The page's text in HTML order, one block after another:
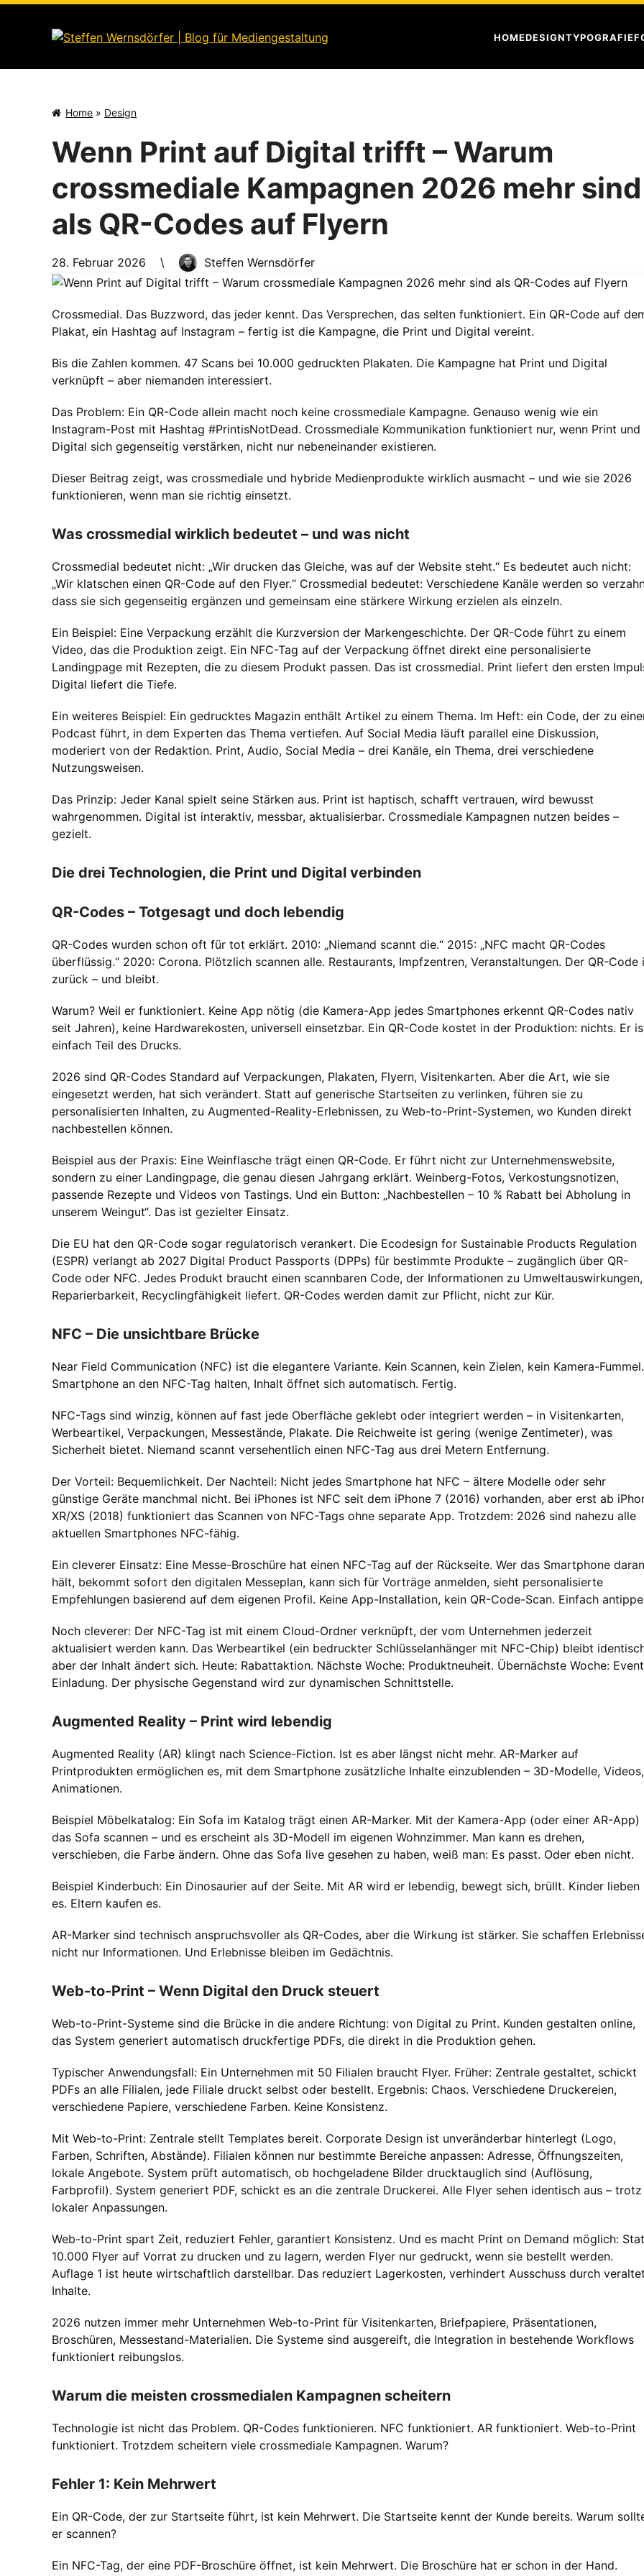
Skip
HOMEDESIGNTYPOGRAFIE
Home » Design
Wenn Print auf Digital trifft – Warum
crossmediale Kampagnen 2026 mehr sind
als QR-Codes auf Flyern
28. Februar 2026 \ Steffen Wernsdörfer
Crossmedial. Das Buzzword, das jeder kennt. Das Versprechen, das selten funktioniert. Ein QR-Code auf
Plakat, ein Hashtag auf Instagram – fertig ist die Kampagne, die Print und Digital vereint.
Bis die Zahlen kommen. 47 Scans bei 10.000 gedruckten Plakaten. Die Kampagne hat Print und Digital
verknüpft – aber niemanden interessiert.
Das Problem: Ein QR-Code allein macht noch keine crossmediale Kampagne. Genauso wenig wie ein
Instagram-Post mit Hashtag #PrintisNotDead. Crossmediale Kommunikation funktioniert nur, wenn Print und
Digital sich gegenseitig verstärken, nicht nur nebeneinander existieren.
Dieser Beitrag zeigt, was crossmediale und hybride Medienprodukte wirklich ausmacht – und wie sie 2026
funktionieren, wenn man sie richtig einsetzt.
Was crossmedial wirklich bedeutet – und was nicht
Crossmedial bedeutet nicht: „Wir drucken das Gleiche, was auf der Website steht.“ Es bedeutet auch nicht:
„Wir klatschen einen QR-Code auf den Flyer.“ Crossmedial bedeutet: Verschiedene Kanäle werden so
dass sie sich gegenseitig ergänzen und gemeinsam eine stärkere Wirkung erzielen als einzeln.
Ein Beispiel: Eine Verpackung erzählt die Kurzversion der Markengeschichte. Der QR-Code führt zu einem
Video, das die Produktion zeigt. Ein NFC-Tag auf der Verpackung öffnet direkt eine personalisierte
Landingpage mit Rezepten, die zu diesem Produkt passen. Das ist crossmedial. Print liefert den ersten
Digital liefert die Tiefe.
Ein weiteres Beispiel: Ein gedrucktes Magazin enthält Artikel zu einem Thema. Im Heft: ein Code, der zu
Podcast führt, in dem Experten das Thema vertiefen. Auf Social Media läuft parallel eine Diskussion,
moderiert von der Redaktion. Print, Audio, Social Media – drei Kanäle, ein Thema, drei verschiedene
Nutzungsweisen.
Das Prinzip: Jeder Kanal spielt seine Stärken aus. Print ist haptisch, schafft vertrauen, wird bewusst
wahrgenommen. Digital ist interaktiv, messbar, aktualisierbar. Crossmediale Kampagnen nutzen beides –
gezielt.
Die drei Technologien, die Print und Digital verbinden
QR-Codes – Totgesagt und doch lebendig
QR-Codes wurden schon oft für tot erklärt. 2010: „Niemand scannt die.“ 2015: „NFC macht QR-Codes
überflüssig.“ 2020: Corona. Plötzlich scannen alle. Restaurants, Impfzentren, Veranstaltungen. Der QR-Code
zurück – und bleibt.
Warum? Weil er funktioniert. Keine App nötig (die Kamera-App jedes Smartphones erkennt QR-Codes nativ
seit Jahren), keine Hardwarekosten, universell einsetzbar. Ein QR-Code kostet in der Produktion: nichts. Er
einfach Teil des Drucks.
2026 sind QR-Codes Standard auf Verpackungen, Plakaten, Flyern, Visitenkarten. Aber die Art, wie sie
eingesetzt werden, hat sich verändert. Statt auf generische Startseiten zu verlinken, führen sie zu
personalisierten Inhalten, zu Augmented-Reality-Erlebnissen, zu Web-to-Print-Systemen, wo Kunden direkt
nachbestellen können.
Beispiel aus der Praxis: Eine Weinflasche trägt einen QR-Code. Er führt nicht zur Unternehmenswebsite,
sondern zu einer Landingpage, die genau diesen Jahrgang erklärt. Weinberg-Fotos, Verkostungsnotizen,
passende Rezepte und Videos von Tastings. Und ein Button: „Nachbestellen – 10 % Rabatt bei Abholung in
unserem Weingut“. Das ist gezielter Einsatz.
Die EU hat den QR-Code sogar regulatorisch verankert. Die Ecodesign for Sustainable Products Regulation
(ESPR) verlangt ab 2027 Digital Product Passports (DPPs) für bestimmte Produkte – zugänglich über QR-
Code oder NFC. Jedes Produkt braucht einen scannbaren Code, der Informationen zu Umweltauswirkungen,
Reparierbarkeit, Recyclingfähigkeit liefert. QR-Codes werden damit zur Pflicht, nicht zur Kür.
NFC – Die unsichtbare Brücke
Near Field Communication (NFC) ist die elegantere Variante. Kein Scannen, kein Zielen, kein Kamera-Fummel.
Smartphone an den NFC-Tag halten, Inhalt öffnet sich automatisch. Fertig.
NFC-Tags sind winzig, können auf fast jede Oberfläche geklebt oder integriert werden – in Visitenkarten,
Werbeartikel, Verpackungen, Messestände, Plakate. Die Reichweite ist gering (wenige Zentimeter), was
Sicherheit bietet. Niemand scannt versehentlich einen NFC-Tag aus drei Metern Entfernung.
Der Vorteil: Bequemlichkeit. Der Nachteil: Nicht jedes Smartphone hat NFC – ältere Modelle oder sehr
günstige Geräte manchmal nicht. Bei iPhones ist NFC seit dem iPhone 7 (2016) vorhanden, aber erst ab
XR/XS (2018) funktioniert das Scannen von NFC-Tags ohne separate App. Trotzdem: 2026 sind nahezu alle
aktuellen Smartphones NFC-fähig.
Ein cleverer Einsatz: Eine Messe-Broschüre hat einen NFC-Tag auf der Rückseite. Wer das Smartphone daran
hält, bekommt sofort den digitalen Messeplan, kann sich für Vorträge anmelden, sieht personalisierte
Empfehlungen basierend auf dem eigenen Profil. Keine App-Installation, kein QR-Code-Scan. Einfach
Noch cleverer: Der NFC-Tag ist mit einem Cloud-Ordner verknüpft, der vom Unternehmen jederzeit
aktualisiert werden kann. Das Werbeartikel (ein bedruckter Schlüsselanhänger mit NFC-Chip) bleibt
aber der Inhalt ändert sich. Heute: Rabattaktion. Nächste Woche: Produktneuheit. Übernächste Woche:
Einladung. Der physische Gegenstand wird zur dynamischen Schnittstelle.
Augmented Reality – Print wird lebendig
Augmented Reality (AR) klingt nach Science-Fiction. Ist es aber längst nicht mehr. AR-Marker auf
Printprodukten ermöglichen es, mit dem Smartphone zusätzliche Inhalte einzublenden – 3D-Modelle, Videos,
Animationen.
Beispiel Möbelkatalog: Ein Sofa im Katalog trägt einen AR-Marker. Mit der Kamera-App (oder einer AR-App)
das Sofa scannen – und es erscheint als 3D-Modell im eigenen Wohnzimmer. Man kann es drehen,
verschieben, die Farbe ändern. Ohne das Sofa live gesehen zu haben, weiß man: Es passt. Oder eben nicht.
Beispiel Kinderbuch: Ein Dinosaurier auf der Seite. Mit AR wird er lebendig, bewegt sich, brüllt. Kinder lieben
es. Eltern kaufen es.
AR-Marker sind technisch anspruchsvoller als QR-Codes, aber die Wirkung ist stärker. Sie schaffen
nicht nur Informationen. Und Erlebnisse bleiben im Gedächtnis.
Web-to-Print – Wenn Digital den Druck steuert
Web-to-Print-Systeme sind die Brücke in die andere Richtung: von Digital zu Print. Kunden gestalten online,
das System generiert automatisch druckfertige PDFs, die direkt in die Produktion gehen.
Typischer Anwendungsfall: Ein Unternehmen mit 50 Filialen braucht Flyer. Früher: Zentrale gestaltet, schickt
PDFs an alle Filialen, jede Filiale druckt selbst oder bestellt. Ergebnis: Chaos. Verschiedene Druckereien,
verschiedene Papiere, verschiedene Farben. Keine Konsistenz.
Mit Web-to-Print: Zentrale stellt Templates bereit. Corporate Design ist unveränderbar hinterlegt (Logo,
Farben, Schriften, Abstände). Filialen können nur bestimmte Bereiche anpassen: Adresse, Öffnungszeiten,
lokale Angebote. System prüft automatisch, ob hochgeladene Bilder drucktauglich sind (Auflösung,
Farbprofil). System generiert PDF, schickt es an die zentrale Druckerei. Alle Flyer sehen identisch aus – trotz
lokaler Anpassungen.
Web-to-Print spart Zeit, reduziert Fehler, garantiert Konsistenz. Und es macht Print on Demand möglich:
10.000 Flyer auf Vorrat zu drucken und zu lagern, werden Flyer nur gedruckt, wenn sie bestellt werden.
Auflage 1 ist heute wirtschaftlich darstellbar. Das reduziert Lagerkosten, verhindert Ausschuss durch
Inhalte.
2026 nutzen immer mehr Unternehmen Web-to-Print für Visitenkarten, Briefpapiere, Präsentationen,
Broschüren, Messestand-Materialien. Die Systeme sind ausgereift, die Integration in bestehende Workflows
funktioniert reibungslos.
Warum die meisten crossmedialen Kampagnen scheitern
Technologie ist nicht das Problem. QR-Codes funktionieren. NFC funktioniert. AR funktioniert. Web-to-Print
funktioniert. Trotzdem scheitern viele crossmediale Kampagnen. Warum?
Fehler 1: Kein Mehrwert
Ein QR-Code, der zur Startseite führt, ist kein Mehrwert. Die Startseite kennt der Kunde bereits. Warum
er scannen?
Ein NFC-Tag, der eine PDF-Broschüre öffnet, ist kein Mehrwert. Die Broschüre hat er schon in der Hand.